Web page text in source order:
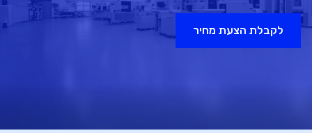
לקבלת הצעת מחיר